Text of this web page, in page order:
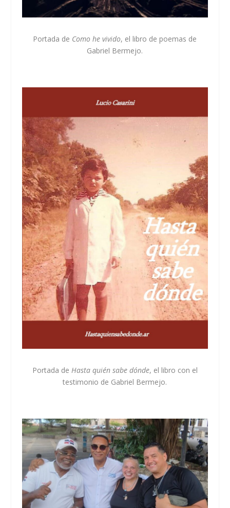
Portada de Como he vivido, el libro de poemas de
Gabriel Bermejo.
Portada de Hasta quién sabe dónde, el libro con el
testimonio de Gabriel Bermejo.